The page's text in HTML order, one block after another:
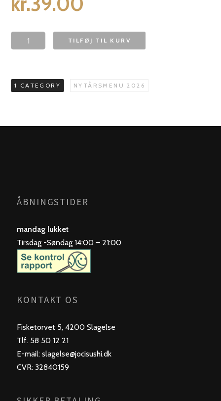
TILFØJ TIL KURV
1 CATEGORY NYTÅRSMENU 2026
ÅBNINGSTIDER
mandag lukket
Tirsdag -Søndag 14:00 – 21:00
KONTAKT OS
Fisketorvet 5, 4200 Slagelse
Tlf. 58 50 12 21
E-mail: slagelse@jocisushi.dk
CVR: 32840159